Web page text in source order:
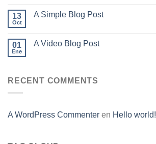
13
Oct
A Simple Blog Post
01
Ene
A Video Blog Post
RECENT COMMENTS
A WordPress Commenter en Hello world!